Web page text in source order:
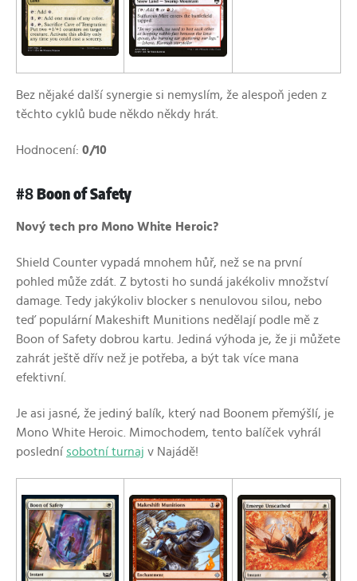
Bez nějaké další synergie si nemyslím, že alespoň jeden z
těchto cyklů bude někdo někdy hrát.
Hodnocení: 0/10
#8 Boon of Safety
Nový tech pro Mono White Heroic?
Shield Counter vypadá mnohem hůř, než se na první
pohled může zdát. Z bytosti ho sundá jakékoliv množství
damage. Tedy jakýkoliv blocker s nenulovou silou, nebo
teď populární Makeshift Munitions nedělají podle mě z
Boon of Safety dobrou kartu. Jediná výhoda je, že ji můžete
zahrát ještě dřív než je potřeba, a být tak více mana
efektivní.
Je asi jasné, že jediný balík, který nad Boonem přemýšlí, je
Mono White Heroic. Mimochodem, tento balíček vyhrál
poslední sobotní turnaj v Najádě!